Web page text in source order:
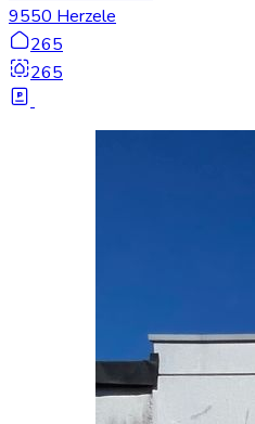
9550 Herzele
265
265